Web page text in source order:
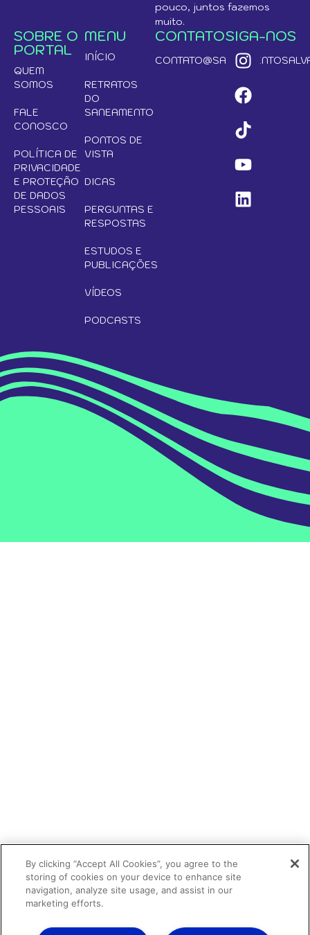
pouco, juntos fazemos
muito.
SOBRE O
PORTAL
QUEM
SOMOS
FALE
CONOSCO
POLÍTICA DE
PRIVACIDADE
E PROTEÇÃO
DE DADOS
PESSOAIS
MENU
INÍCIO
RETRATOS
DO
SANEAMENTO
PONTOS DE
VISTA
DICAS
PERGUNTAS E
RESPOSTAS
ESTUDOS E
PUBLICAÇÕES
VÍDEOS
PODCASTS
CONTATOSIGA-NOS
By clicking “Accept All Cookies”, you agree to the
storing of cookies on your device to enhance site
navigation, analyze site usage, and assist in our
marketing efforts.